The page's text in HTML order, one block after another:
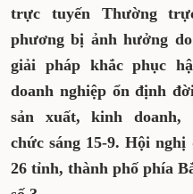
trực tuyến Thường
phương bị ảnh hưởng
giải pháp khắc phục
doanh nghiệp ổn định
sản xuất, kinh
chức sáng 15-9. Hội
26 tỉnh, thành phố phía